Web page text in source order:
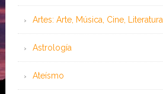
Artes: Arte, Música, Cine, Literatura
Astrología
Ateísmo